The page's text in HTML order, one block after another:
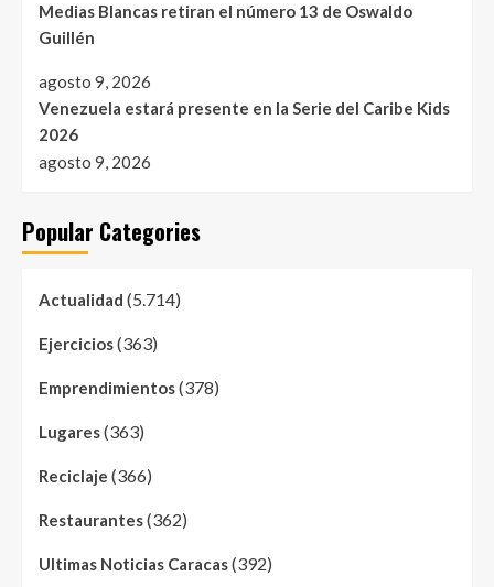
Medias Blancas retiran el número 13 de Oswaldo
Guillén
agosto 9, 2026
Venezuela estará presente en la Serie del Caribe Kids
2026
agosto 9, 2026
Popular Categories
Actualidad (5.714)
Ejercicios(363)
Emprendimientos(378)
Lugares(363)
Reciclaje (366)
Restaurantes(362)
Ultimas Noticias Caracas(392)